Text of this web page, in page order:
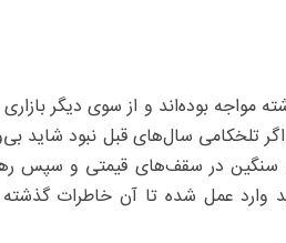
مواجه بوده‌اند و از سوی دیگر
تلخکامی سال‌های قبل نبود شاید
سنگین در سقف‌های قیمتی و سپس
وارد عمل شده تا آن خاطرات گذشته